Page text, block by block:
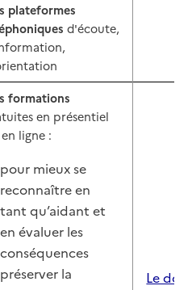
plateformes
d'écoute,
formations
en présentiel
ligne :
pour mieux se
reconnaître en
tant qu’aidant et
en évaluer les
conséquences
préserver la
Le